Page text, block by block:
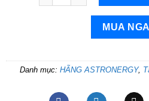
MUA
Danh mục: HÃNG ASTRONERGY,